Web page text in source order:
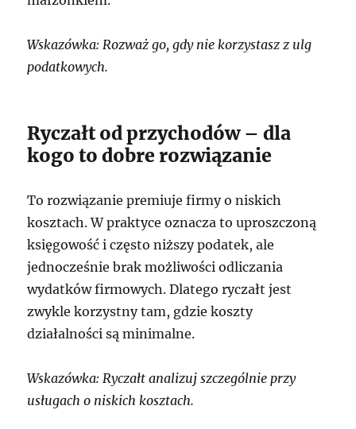
Wskazówka: Rozważ go, gdy nie korzystasz z ulg
podatkowych.
Ryczałt od przychodów – dla
kogo to dobre rozwiązanie
To rozwiązanie premiuje firmy o niskich
kosztach. W praktyce oznacza to uproszczoną
księgowość i często niższy podatek, ale
jednocześnie brak możliwości odliczania
wydatków firmowych. Dlatego ryczałt jest
zwykle korzystny tam, gdzie koszty
działalności są minimalne.
Wskazówka: Ryczałt analizuj szczególnie przy
usługach o niskich kosztach.